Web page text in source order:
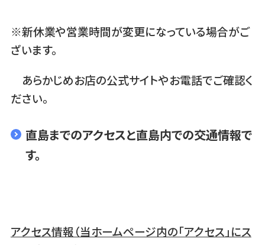
※新休業や営業時間が変更になっている場合がご
ざいます。
あらかじめお店の公式サイトやお電話でご確認く
ださい。
直島までのアクセスと直島内での交通情報で
す。
アクセス情報（当ホームページ内の「アクセス」にス